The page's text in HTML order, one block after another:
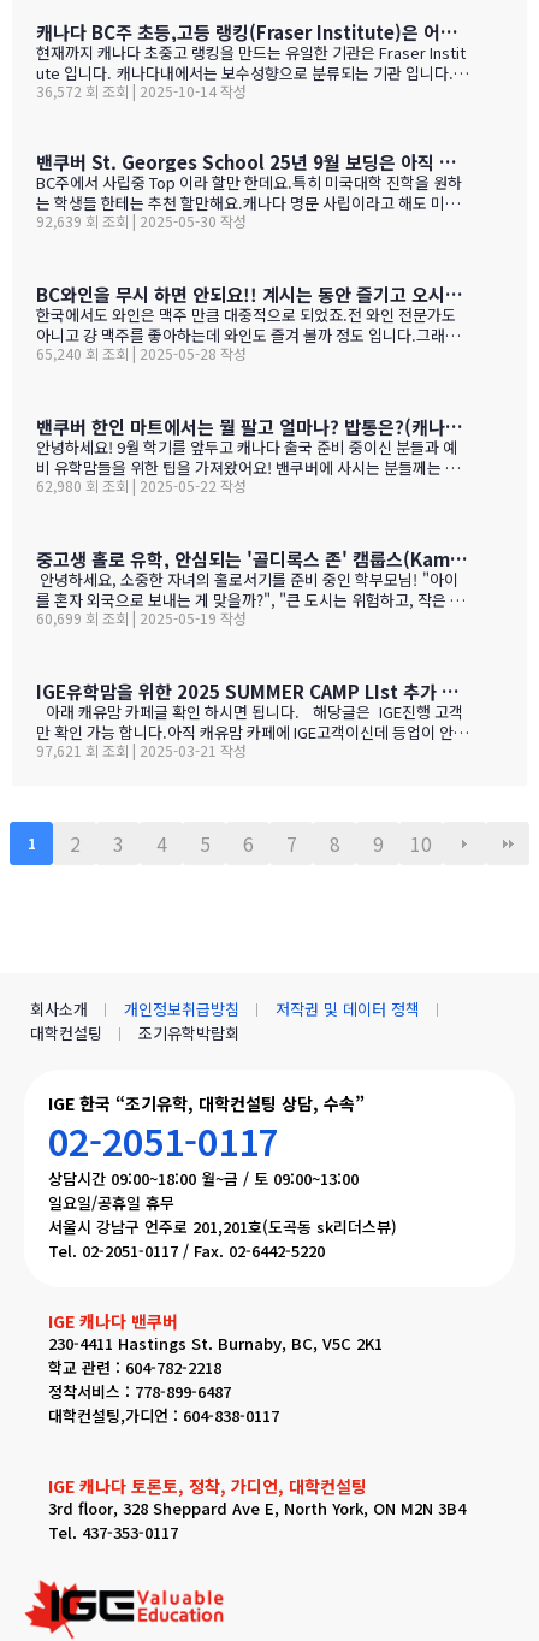
떠나면 고생이죠??? ㅋㅋㅋㅋㅋㅋ …
캐나다 BC주 초등,고등 랭킹(Fraser Institute)은 어떻게 만들어 지나 ?
현재까지 캐나다 초중고 랭킹을 만드는 유일한 기관은 Fraser Instit
ute 입니다. 캐나다내에서는 보수성향으로 분류되는 기관 입니다.
하여간일반적으로 학교 랭킹 하면 학교의 성적 그러니까 표준 시험결
고등학교의 경우 (9개 지표):평균 시험 점수 (Average exam mark)
졸업률 (Diploma completion rate)학생당 이수 과목 수 (Courses
taken per student)진급 지연율 (Delayed advancement rate)
시험 낙제율 (Percentage of exams failed)학교 vs 시험 점수 차
이 (School vs. exam mark difference) 7-9. 성별 격차 지표 3개
36,572 회 조회 | 2025-10-14 작성
밴쿠버 St. Georges School 25년 9월 보딩은 아직 자리가 있다고 하네요.
BC주에서 사립중 Top 이라 할만 한데요.특히 미국대학 진학을 원하
는 학생들 한테는 추천 할만해요.캐나다 명문 사립이라고 해도 미국
대학 진학은 그저그런 학교도 많거던요.이학교가 하여간 학비+보딩
ent TuitionCanadian Students$73,500American / Mexican / or
Non-Resident Canadian Students$84,000International Stude
nts$99,500
92,639 회 조회 | 2025-05-30 작성
BC와인을 무시 하면 안되요!! 계시는 동안 즐기고 오시기를 바랍니다. (밴쿠버에서 소주는 얼마?)
한국에서도 와인은 맥주 만큼 대중적으로 되었죠.전 와인 전문가도
아니고 걍 맥주를 좋아하는데 와인도 즐겨 볼까 정도 입니다.그래도
와인을 이것 저것 10년넘게 먹다 보니 캐나다, 미국 와인이 유럽산 대
나가 술을 마트,편의점에서 팔지 않고 따로 리쿼스토어나 와인 N 비
어 스토어만 가야 살수 있다는 것이죠.하여간 이번에는 BC와인 장점
을 한번 알아볼게요. GPT가 정리 해본 글이에요. 한번 보세요.그리고
어떤 와인이 있나? 아래 사진으로 함 보세요.ㅎㅎ 그리고 밴쿠버에서
파는 한국 소주 종류와 가격도 함 보세요. 당연 한국보다 비싸죠!!!1.
0-15 % 길고, 일교차가 커 산도가 살아 있음. 서늘한 밤 덕분에 과일
향이 …
65,240 회 조회 | 2025-05-28 작성
밴쿠버 한인 마트에서는 뭘 팔고 얼마나? 밥통은?(캐나다 출국 준비 중이신 분들과 예비 유학맘들을 위한)
안녕하세요! 9월 학기를 앞두고 캐나다 출국 준비 중이신 분들과 예
비 유학맘들을 위한 팁을 가져왔어요! 밴쿠버에 사시는 분들께는 이
미 익숙한 정보일 수도 있지만, 처음 가시는 분들께는 정말 유용할 거
하지만, 밴쿠버 지역에서는 한남마트도 있죠. (홍보글 절대 아님 ㅋ
ㅋ)사진들을 보시면서 가격대와 어떤 물건들이 있는지 미리 체크해
보세요!특히 주목할 점은 전기밥솥인데요, 한국에서 가져간 제품은
전압이 달라서 사용할 수 없어서 어쩔 수 없이 현지에서 새로 구입해
야 하는 것중 하나 일수 있죠? 하기는 요새는 워낙 밥들을 먹지 않다
62,980 회 조회 | 2025-05-22 작성
중고생 홀로 유학, 안심되는 '골디록스 존' 캠룹스(Kamloops)가 정답입니다
를 혼자 외국으로 보내는 게 맞을까?", "큰 도시는 위험하고, 작은 도
시는 교육환경이 부족할까?" 이런 고민으로 밤잠 설치시죠? 오늘은
록스 존이란 '너무 크지도 작지도 않은, 딱 적당한 환경'을 말해요. 아
이 혼자 유학가기에 캠룹스가 딱 맞는 이유, 함께 알아볼까요? ?️ 아
이 혼자서도 쉽게 적응할 수 있는 도시 규모 인구 약 1…
60,699 회 조회 | 2025-05-19 작성
IGE유학맘을 위한 2025 SUMMER CAMP LIst 추가 되었습니다.
아래 캐유맘 카페글 확인 하시면 됩니다. 해당글은 IGE진행 고객
만 확인 가능 합니다.아직 캐유맘 카페에 IGE고객이신데 등업이 안된
분들은 등업 신청 해주시기 바랍니다. 해당글 바로 가기 --> http
97,621 회 조회 | 2025-03-21 작성
1 2 3 4 5 6 7 8 9 10
IGE 한국 “조기유학, 대학컨설팅 상담, 수속”
02-2051-0117
상담시간 09:00~18:00 월~금 / 토 09:00~13:00
일요일/공휴일 휴무
서울시 강남구 언주로 201,201호(도곡동 sk리더스뷰)
Tel. 02-2051-0117 / Fax. 02-6442-5220
IGE 캐나다 밴쿠버
230-4411 Hastings St. Burnaby, BC, V5C 2K1
학교 관련 : 604-782-2218
정착서비스 : 778-899-6487
대학컨설팅,가디언 : 604-838-0117
IGE 캐나다 토론토, 정착, 가디언, 대학컨설팅
3rd floor, 328 Sheppard Ave E, North York, ON M2N 3B4
Tel. 437-353-0117
회사소개 개인정보취급방침
저작권 및 데이터 정책
대학컨설팅
조기유학박람회